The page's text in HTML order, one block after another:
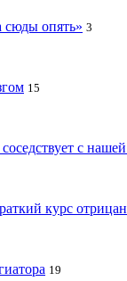
опять» 3
15
с
курс
19